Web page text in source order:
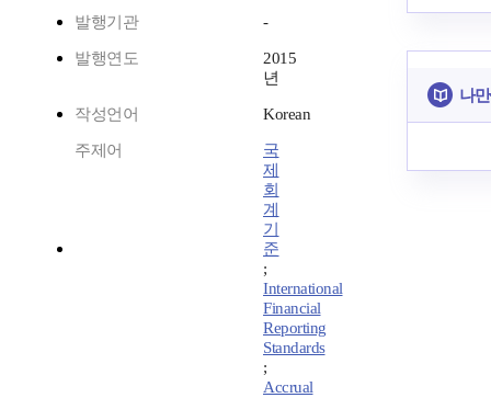
발행기관 -
발행연도
2015
년
작성언어 Korean
주제어
국
제
회
계
기
준
;
International
Financial
Reporting
Standards
;
Accrual
나